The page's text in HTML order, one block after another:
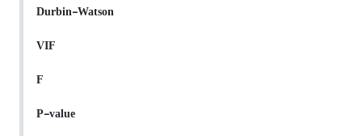
Durbin-Watson
VIF
F
P-value